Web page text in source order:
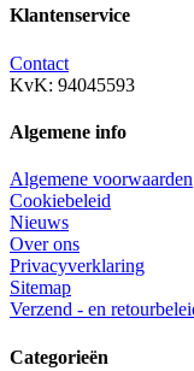
Klantenservice
Contact
KvK: 94045593
Algemene info
Algemene voorwaarden
Cookiebeleid
Nieuws
Over ons
Privacyverklaring
Sitemap
Verzend - en
Categorieën